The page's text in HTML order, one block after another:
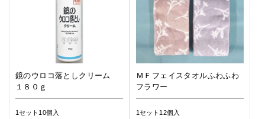
鏡のウロコ落としクリーム
１８０ｇ
1セット10個入
ＭＦフェイスタオルふわふわ
フラワー
1セット12個入